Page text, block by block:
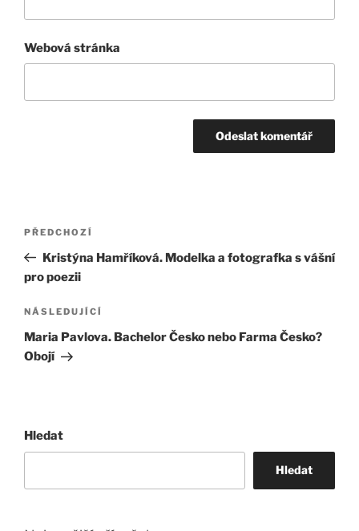
Webová stránka
Navigace
příspěvek
Předchozí
příspěvek
PŘEDCHOZÍ
Kristýna Hamříková. Modelka a fotografka s vášní
pro poezii
Následující
příspěvek
NÁSLEDUJÍCÍ
Maria Pavlova. Bachelor Česko nebo Farma Česko?
Obojí
Hledat
Hledat